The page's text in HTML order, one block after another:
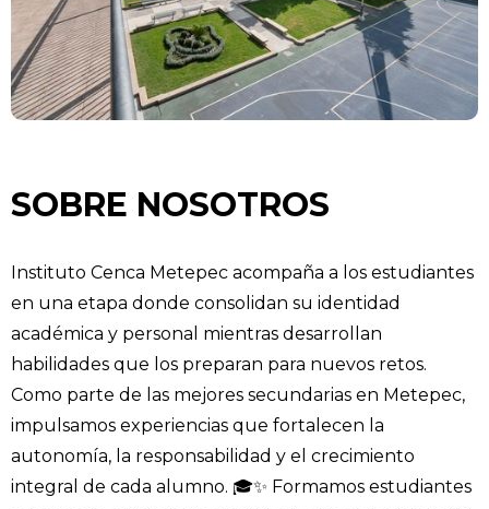
SOBRE NOSOTROS
Instituto Cenca Metepec acompaña a los estudiantes
en una etapa donde consolidan su identidad
académica y personal mientras desarrollan
habilidades que los preparan para nuevos retos.
Como parte de las mejores secundarias en Metepec,
impulsamos experiencias que fortalecen la
autonomía, la responsabilidad y el crecimiento
integral de cada alumno. 🎓✨ Formamos estudiantes